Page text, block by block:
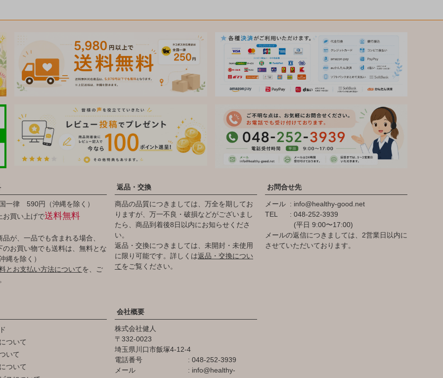
一律 590円（沖縄を除く）
お買い上げで送料無料
が、一品でも含まれる場合、
のお買い物でも送料は、無料とな
縄を除く）
とお支払い方法についてを、ご
返品・交換
商品の品質につきましては、万全を期してお
りますが、万一不良・破損などがございまし
たら、商品到着後8日以内にお知らせくださ
い。
返品・交換につきましては、未開封・未使用
に限り可能です。詳しくは返品・交換につい
てをご覧ください。
お問合せ先
メール
info@healthy-good.net
TEL
048-252-3939
(平日 9:00〜17:00)
メールの返信につきましては、2営業日以内に
させていただいております。
ついて
いて
ついて
会社概要
株式会社健人
332-0023
埼玉県川口市飯塚4-12-4
電話番号
048-252-3939
メール
info@healthy-